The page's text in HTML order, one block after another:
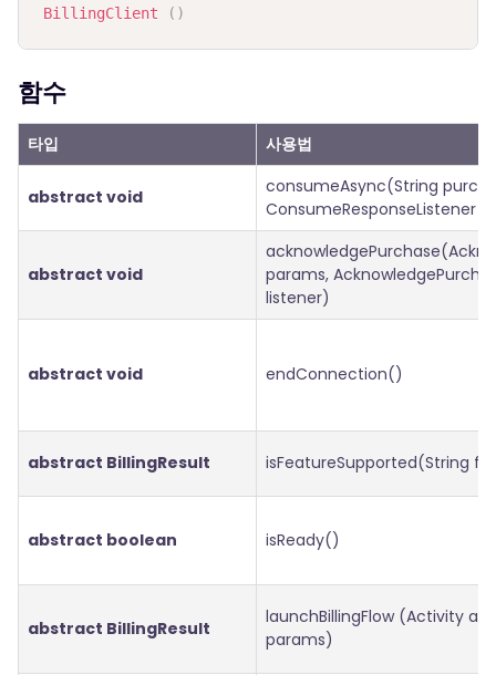
BillingClient ( )
함수
타입 사용법
abstract void
consumeAsync(String
ConsumeResponseListener
abstract void
params,
listener)
abstract void endConnection()
abstract BillingResult isFeatureSupported(String
abstract boolean isReady()
abstract BillingResult
launchBillingFlow (Activity
params)